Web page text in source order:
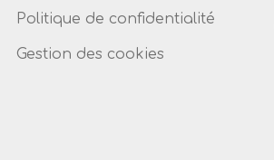
Politique de confidentialité
Gestion des cookies